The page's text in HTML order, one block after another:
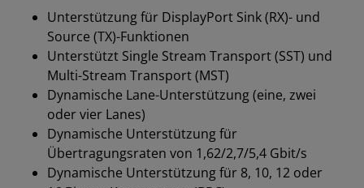
Unterstützung für DisplayPort Sink (RX)- und
Source (TX)-Funktionen
Unterstützt Single Stream Transport (SST) und
Multi-Stream Transport (MST)
Dynamische Lane-Unterstützung (eine, zwei
oder vier Lanes)
Dynamische Unterstützung für
Übertragungsraten von 1,62/2,7/5,4 Gbit/s
Dynamische Unterstützung für 8, 10, 12 oder